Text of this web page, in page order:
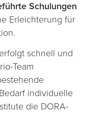
Schulungen
Erleichterung für
schnell und
Team
individuelle
die DORA-